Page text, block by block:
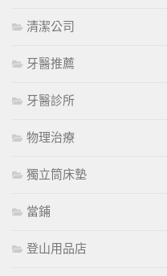
清潔公司
牙醫推薦
牙醫診所
物理治療
獨立筒床墊
當鋪
登山用品店